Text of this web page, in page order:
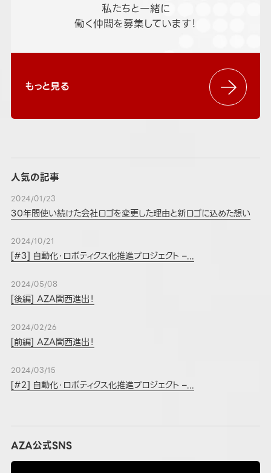
私たちと一緒に
働く仲間を募集しています！
もっと見る
人気の記事
2024/01/23
30年間使い続けた会社ロゴを変更した理由と新ロゴに込めた想い
2024/10/21
[#3] 自動化・ロボティクス化推進プロジェクト –...
2024/05/08
[後編] AZA関西進出！
2024/02/26
[前編] AZA関西進出！
2024/03/15
[#2] 自動化・ロボティクス化推進プロジェクト –...
AZA公式SNS